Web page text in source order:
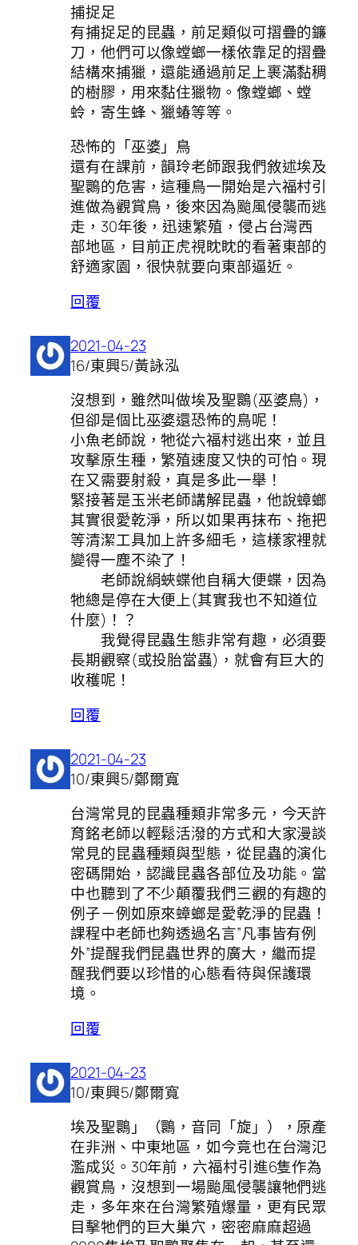
捕捉足
有捕捉足的昆蟲，前足類似可摺疊的鐮
刀，他們可以像螳螂一樣依靠足的摺疊
結構來捕獵，還能通過前足上裹滿黏稠
的樹膠，用來黏住獵物。像螳螂、螳
蛉，寄生蜂、獵蝽等等。
恐怖的「巫婆」鳥
還有在課前，韻玲老師跟我們敘述埃及
聖䴉的危害，這種鳥一開始是六福村引
進做為觀賞鳥，後來因為颱風侵襲而逃
走，30年後，迅速繁殖，侵占台灣西
部地區，目前正虎視眈眈的看著東部的
舒適家園，很快就要向東部逼近。
回覆
2021-04-23
16/東興5/黃詠泓
沒想到，雖然叫做埃及聖䴉(巫婆鳥)，
但卻是個比巫婆還恐怖的鳥呢！
小魚老師說，牠從六福村逃出來，並且
攻擊原生種，繁殖速度又快的可怕。現
在又需要射殺，真是多此一舉！
緊接著是玉米老師講解昆蟲，他說蟑螂
其實很愛乾淨，所以如果再抹布、拖把
等清潔工具加上許多細毛，這樣家裡就
變得一塵不染了！
老師說絹蛺蝶他自稱大便蝶，因為
牠總是停在大便上(其實我也不知道位
什麼)！？
我覺得昆蟲生態非常有趣，必須要
長期觀察(或投胎當蟲)，就會有巨大的
收穫呢！
回覆
2021-04-23
10/東興5/鄭爾寬
台灣常見的昆蟲種類非常多元，今天許
育銘老師以輕鬆活潑的方式和大家漫談
常見的昆蟲種類與型態，從昆蟲的演化
密碼開始，認識昆蟲各部位及功能。當
中也聽到了不少顛覆我們三觀的有趣的
例子－例如原來蟑螂是愛乾淨的昆蟲！
課程中老師也夠透過名言”凡事皆有例
外”提醒我們昆蟲世界的廣大，繼而提
醒我們要以珍惜的心態看待與保護環
境。
回覆
2021-04-23
10/東興5/鄭爾寬
埃及聖䴉」（䴉，音同「旋」），原產
在非洲、中東地區，如今竟也在台灣氾
濫成災。30年前，六福村引進6隻作為
觀賞鳥，沒想到一場颱風侵襲讓牠們逃
走，多年來在台灣繁殖爆量，更有民眾
目擊牠們的巨大巢穴，密密麻麻超過